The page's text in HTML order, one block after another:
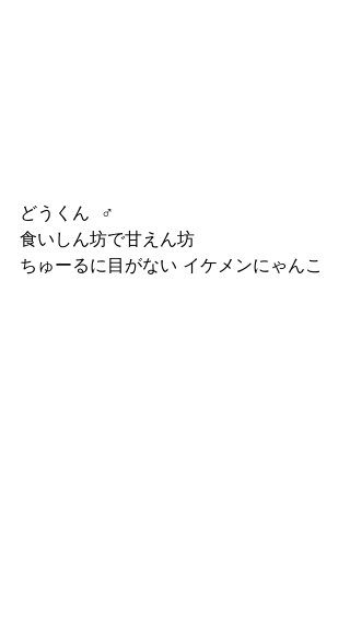
どうくん  ♂
食いしん坊で甘えん坊
ちゅーるに目がない イケメンにゃんこ